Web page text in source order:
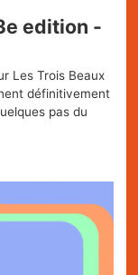
edition -
Les Trois Beaux
définitivement
pas du